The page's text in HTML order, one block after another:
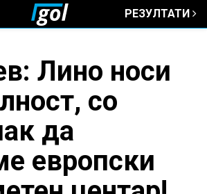
РЕЗУЛТАТИ
Лино носи
со
да
европски